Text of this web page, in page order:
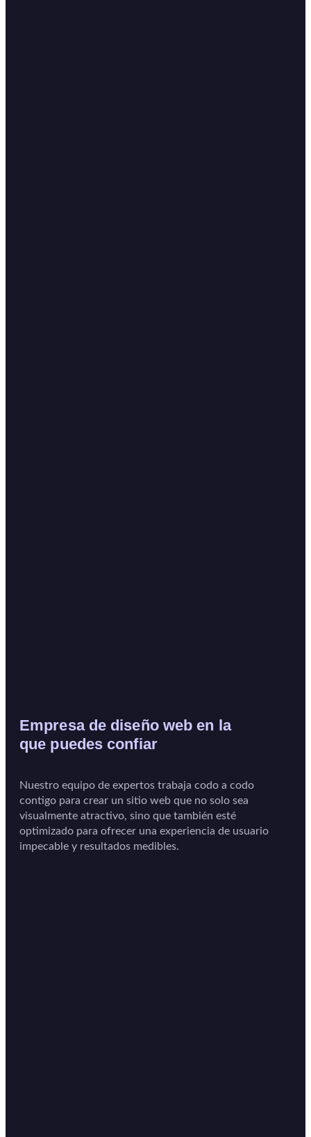
Empresa de diseño web en la
que puedes confiar
Nuestro equipo de expertos trabaja codo a codo
contigo para crear un sitio web que no solo sea
visualmente atractivo, sino que también esté
optimizado para ofrecer una experiencia de usuario
impecable y resultados medibles.